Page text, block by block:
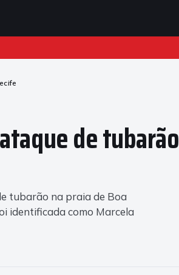
de tubarão
tubarão na praia de Boa
identificada como Marcela